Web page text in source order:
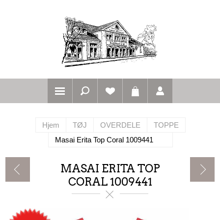
Hjem TØJ OVERDELE
TOPPE
Masai Erita Top Coral 1009441
MASAI ERITA TOP
CORAL 1009441